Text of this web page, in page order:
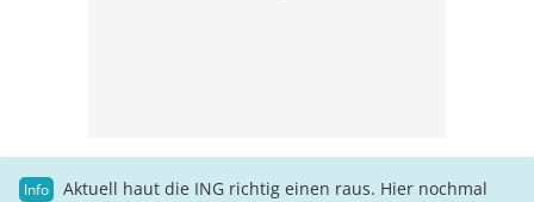
Aktuell haut die ING richtig einen raus. Hier nochmal